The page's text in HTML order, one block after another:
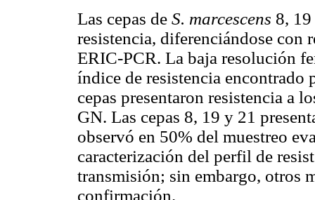
Las cepas de S. marcescens 8,
resistencia, diferenciándose
ERIC-PCR. La baja resolución
índice de resistencia encontrado
cepas presentaron resistencia a
GN. Las cepas 8, 19 y 21
observó en 50% del muestreo
caracterización del perfil de
transmisión; sin embargo, otros
confirmación.